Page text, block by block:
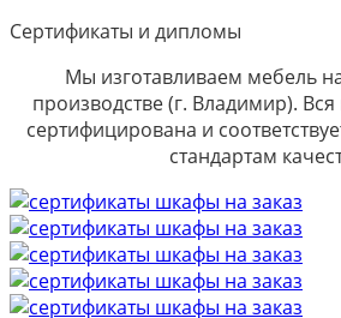
Сертификаты и дипломы
Мы изготавливаем мебель
производстве (г. Владимир).
сертифицирована и
стандартам